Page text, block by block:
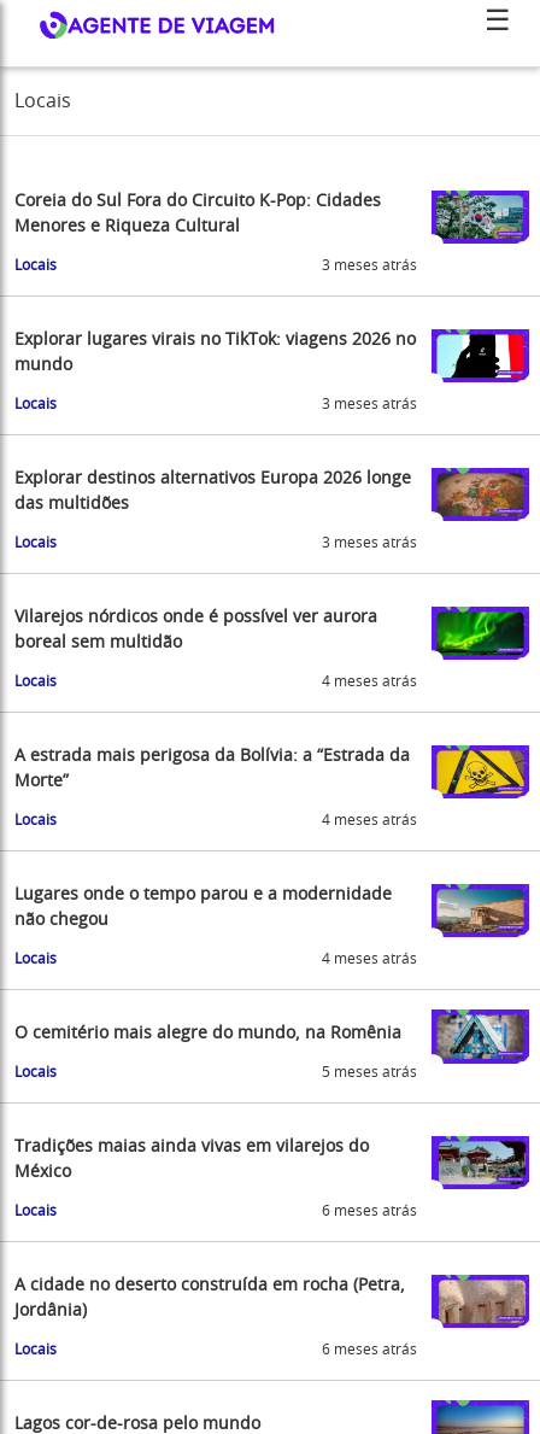
☰
Locais
Coreia do Sul Fora do Circuito K-Pop: Cidades
Menores e Riqueza Cultural
Locais 3 meses atrás
Explorar lugares virais no TikTok: viagens 2026 no
mundo
Locais 3 meses atrás
Explorar destinos alternativos Europa 2026 longe
das multidões
Locais 3 meses atrás
Vilarejos nórdicos onde é possível ver aurora
boreal sem multidão
Locais 4 meses atrás
A estrada mais perigosa da Bolívia: a “Estrada da
Morte”
Locais 4 meses atrás
Lugares onde o tempo parou e a modernidade
não chegou
Locais 4 meses atrás
O cemitério mais alegre do mundo, na Romênia
Locais 5 meses atrás
Tradições maias ainda vivas em vilarejos do
México
Locais 6 meses atrás
A cidade no deserto construída em rocha (Petra,
Jordânia)
Locais 6 meses atrás
Lagos cor-de-rosa pelo mundo